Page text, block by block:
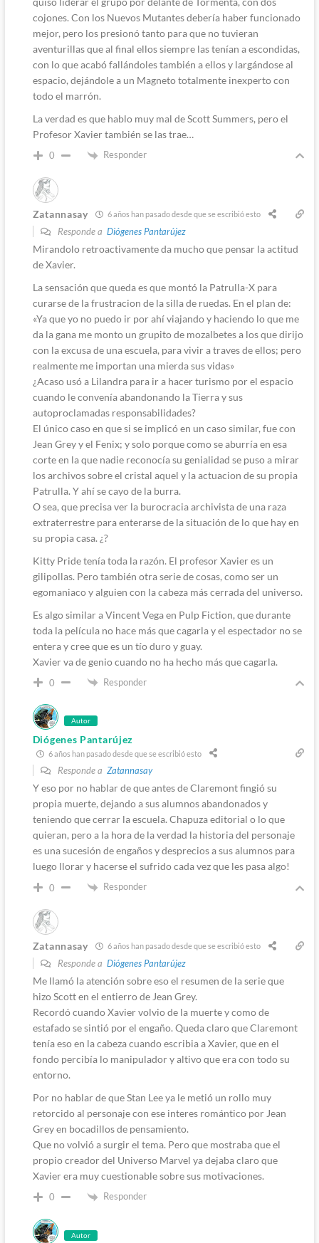
cojones. Con los Nuevos Mutantes debería haber funcionado
mejor, pero los presionó tanto para que no tuvieran
aventurillas que al final ellos siempre las tenían a escondidas,
con lo que acabó fallándoles también a ellos y largándose al
espacio, dejándole a un Magneto totalmente inexperto con
todo el marrón.
La verdad es que hablo muy mal de Scott Summers, pero el
Profesor Xavier también se las trae…
0 Responder
Zatannasay 6 años han pasado desde que se escribió esto
Responde a Diógenes Pantarújez
Mirandolo retroactivamente da mucho que pensar la actitud
de Xavier.
La sensación que queda es que montó la Patrulla-X para
curarse de la frustracion de la silla de ruedas. En el plan de:
«Ya que yo no puedo ir por ahí viajando y haciendo lo que me
da la gana me monto un grupito de mozalbetes a los que dirijo
con la excusa de una escuela, para vivir a traves de ellos; pero
realmente me importan una mierda sus vidas»
¿Acaso usó a Lilandra para ir a hacer turismo por el espacio
cuando le convenía abandonando la Tierra y sus
autoproclamadas responsabilidades?
El único caso en que si se implicó en un caso similar, fue con
Jean Grey y el Fenix; y solo porque como se aburría en esa
corte en la que nadie reconocía su genialidad se puso a mirar
los archivos sobre el cristal aquel y la actuacion de su propia
Patrulla. Y ahí se cayo de la burra.
O sea, que precisa ver la burocracia archivista de una raza
extraterrestre para enterarse de la situación de lo que hay en
su propia casa. ¿?
Kitty Pride tenía toda la razón. El profesor Xavier es un
gilipollas. Pero también otra serie de cosas, como ser un
egomaniaco y alguien con la cabeza más cerrada del universo.
Es algo similar a Vincent Vega en Pulp Fiction, que durante
toda la película no hace más que cagarla y el espectador no se
entera y cree que es un tío duro y guay.
Xavier va de genio cuando no ha hecho más que cagarla.
0 Responder
Autor
Diógenes Pantarújez
6 años han pasado desde que se escribió esto
Responde a Zatannasay
Y eso por no hablar de que antes de Claremont fingió su
propia muerte, dejando a sus alumnos abandonados y
teniendo que cerrar la escuela. Chapuza editorial o lo que
quieran, pero a la hora de la verdad la historia del personaje
es una sucesión de engaños y desprecios a sus alumnos para
luego llorar y hacerse el sufrido cada vez que les pasa algo!
0 Responder
Zatannasay 6 años han pasado desde que se escribió esto
Responde a Diógenes Pantarújez
Me llamó la atención sobre eso el resumen de la serie que
hizo Scott en el entierro de Jean Grey.
Recordó cuando Xavier volvio de la muerte y como de
estafado se sintió por el engaño. Queda claro que Claremont
tenía eso en la cabeza cuando escribia a Xavier, que en el
fondo percibía lo manipulador y altivo que era con todo su
entorno.
Por no hablar de que Stan Lee ya le metió un rollo muy
retorcido al personaje con ese interes romántico por Jean
Grey en bocadillos de pensamiento.
Que no volvió a surgir el tema. Pero que mostraba que el
propio creador del Universo Marvel ya dejaba claro que
Xavier era muy cuestionable sobre sus motivaciones.
0 Responder
Autor